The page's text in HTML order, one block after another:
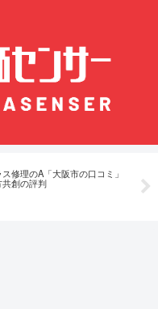
ス修理のA「大阪市の口コミ」
共創の評判 ー